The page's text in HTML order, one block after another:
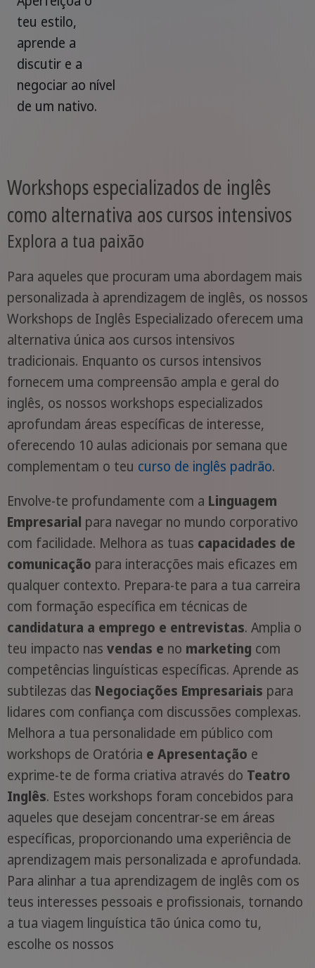
teu estilo,
aprende a
discutir e a
negociar ao nível
de um nativo.
Workshops especializados de inglês
como alternativa aos cursos intensivos
Explora a tua paixão
Para aqueles que procuram uma abordagem mais
personalizada à aprendizagem de inglês, os nossos
Workshops de Inglês Especializado oferecem uma
alternativa única aos cursos intensivos
tradicionais. Enquanto os cursos intensivos
fornecem uma compreensão ampla e geral do
inglês, os nossos workshops especializados
aprofundam áreas específicas de interesse,
oferecendo 10 aulas adicionais por semana que
complementam o teu curso de inglês padrão.
Envolve-te profundamente com a Linguagem
Empresarial para navegar no mundo corporativo
com facilidade. Melhora as tuas capacidades de
comunicação para interacções mais eficazes em
qualquer contexto. Prepara-te para a tua carreira
com formação específica em técnicas de
candidatura a emprego e entrevistas. Amplia o
teu impacto nas vendas e no marketing com
competências linguísticas específicas. Aprende as
subtilezas das Negociações Empresariais para
lidares com confiança com discussões complexas.
Melhora a tua personalidade em público com
workshops de Oratória e Apresentação e
exprime-te de forma criativa através do Teatro
Inglês. Estes workshops foram concebidos para
aqueles que desejam concentrar-se em áreas
específicas, proporcionando uma experiência de
aprendizagem mais personalizada e aprofundada.
Para alinhar a tua aprendizagem de inglês com os
teus interesses pessoais e profissionais, tornando
a tua viagem linguística tão única como tu,
escolhe os nossos